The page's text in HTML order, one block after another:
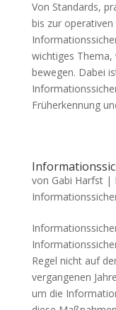
Von Standards,
bis zur operativen
wichtiges Thema,
bewegen. Dabei
Früherkennung
von Gabi Harfst|
Regel nicht auf
vergangenen
um die